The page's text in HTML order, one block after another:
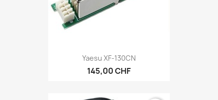
Yaesu XF-130CN
145,00 CHF